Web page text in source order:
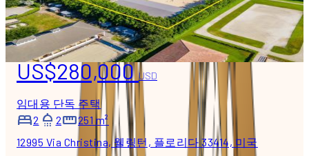
US$280,000USD
임대용 단독 주택
2
2
251 m²
12995 Via Christina, 웰링턴, 플로리다 33414, 미국